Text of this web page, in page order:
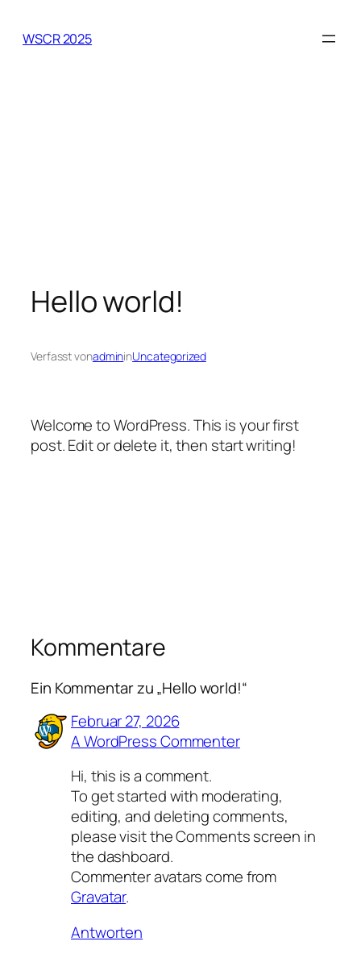
Inhalt
WSCR 2025
Hello world!
Verfasst vonadmininUncategorized
Welcome to WordPress. This is your first
post. Edit or delete it, then start writing!
Kommentare
Ein Kommentar zu „Hello world!“
Februar 27, 2026
A WordPress Commenter
Hi, this is a comment.
To get started with moderating,
editing, and deleting comments,
please visit the Comments screen in
the dashboard.
Commenter avatars come from
Gravatar.
Antworten